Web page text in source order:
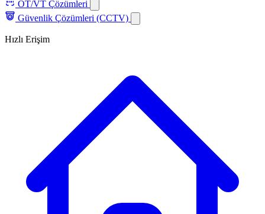
OT/VT Çözümleri
Güvenlik Çözümleri (CCTV)
Hızlı Erişim